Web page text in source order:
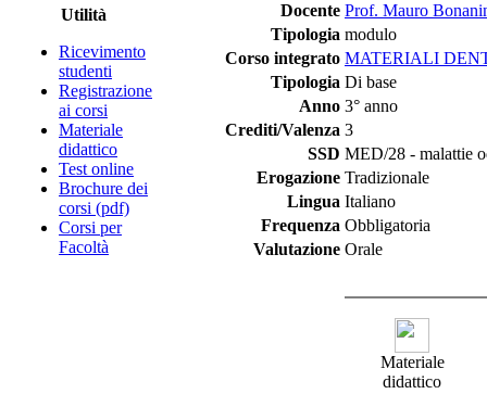
Utilità
Ricevimento
studenti
Registrazione
ai corsi
Materiale
didattico
Test online
Brochure dei
corsi (pdf)
Corsi per
Facoltà
Docente Prof. Mauro
Tipologia modulo
Corso integrato MATERIALI
Tipologia Di base
Anno 3° anno
Crediti/Valenza 3
SSD MED/28 - malattie
Erogazione Tradizionale
Lingua Italiano
Frequenza Obbligatoria
Valutazione Orale
Materiale
didattico